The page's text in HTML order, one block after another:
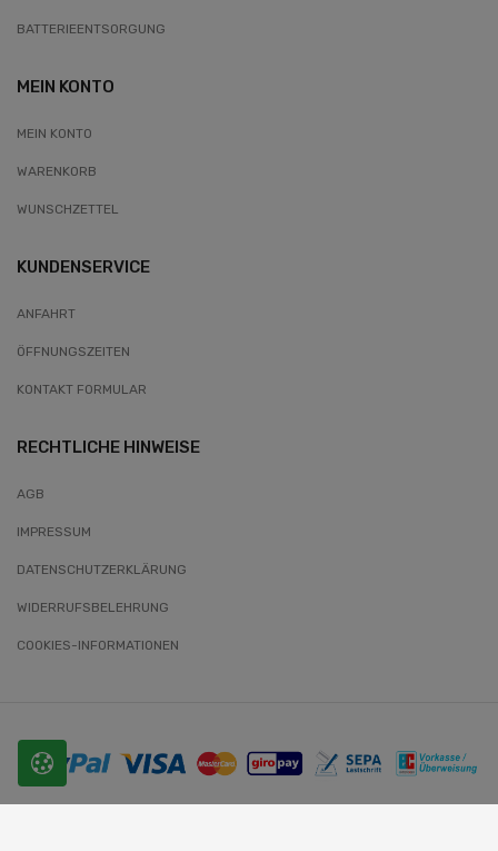
BATTERIEENTSORGUNG
MEIN KONTO
MEIN KONTO
WARENKORB
WUNSCHZETTEL
KUNDENSERVICE
ANFAHRT
ÖFFNUNGSZEITEN
KONTAKT FORMULAR
RECHTLICHE HINWEISE
AGB
IMPRESSUM
DATENSCHUTZERKLÄRUNG
WIDERRUFSBELEHRUNG
COOKIES-INFORMATIONEN